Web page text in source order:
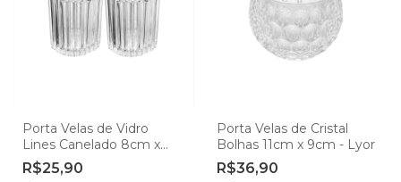
Porta Velas de Vidro
Lines Canelado 8cm x
10cm 2 peças - Wolff
R$25,90
Porta Velas de Cristal
Bolhas 11cm x 9cm - Lyor
R$36,90